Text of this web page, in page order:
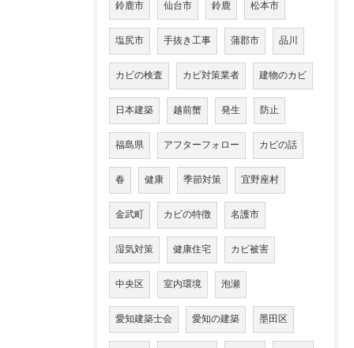
鈴鹿市 仙台市 鈴鹿 松本市
塩尻市 手抜き工事 蒲郡市 品川
カビの検査 カビ対策業者 建物のカビ
日本建築 越前蟹 発生 防止
福島県 アフターフォロー カビの話
春 健康 季節対策 宜野座村
金武町 カビの特徴 名護市
湿気対策 健康住宅 カビ被害
中央区 室内環境 泡瀬
愛知建築士会 愛知の建築 墨田区